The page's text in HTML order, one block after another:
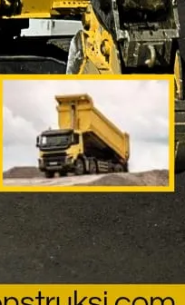
Sewa excavator harian
Sewa Excavator
Sewa
Sewa excavator mini terdekat
Sewa excavator pc 50
Sewa
Sewa excavator pc 200 per jam
Sewa excavator per hari
Sewa
Sewa excavator solo
Sewa